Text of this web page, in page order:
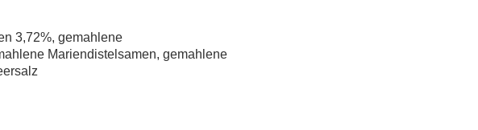
3,72%, gemahlene
Mariendistelsamen, gemahlene